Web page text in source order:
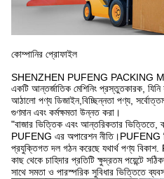
কোম্পানির প্রোফাইল
SHENZHEN PUFENG PACKING
একটি আন্তর্জাতিক মেশিনিং প্রস্তুতকারক, যিনি
আঠালো পণ্য ডিজাইন,বিচ্ছিন্নতা পণ্য,
গুণমান এবং কর্মক্ষমতা উন্নত করা।
"বাজার ভিত্তিক এবং আন্তরিকতার ভিত্তিতে,
PUFENG এর অপারেশন নীতি।PUFENG
প্রযুক্তিগত দল গঠন করেছে যথার্থ পণ্য
কাছ থেকে চাহিদার প্রতিটি ক্ষুদ্রতম পয়েন্টে
সাথে সমতা ও পারস্পরিক সুবিধার ভিত্তিতে